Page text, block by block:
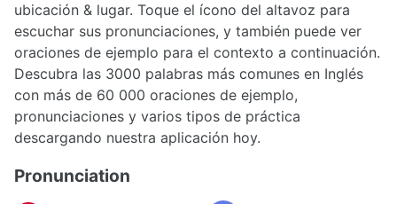
ubicación & lugar. Toque el ícono del altavoz para
escuchar sus pronunciaciones, y también puede ver
oraciones de ejemplo para el contexto a continuación.
Descubra las 3000 palabras más comunes en Inglés
con más de 60 000 oraciones de ejemplo,
pronunciaciones y varios tipos de práctica
descargando nuestra aplicación hoy.
Pronunciation